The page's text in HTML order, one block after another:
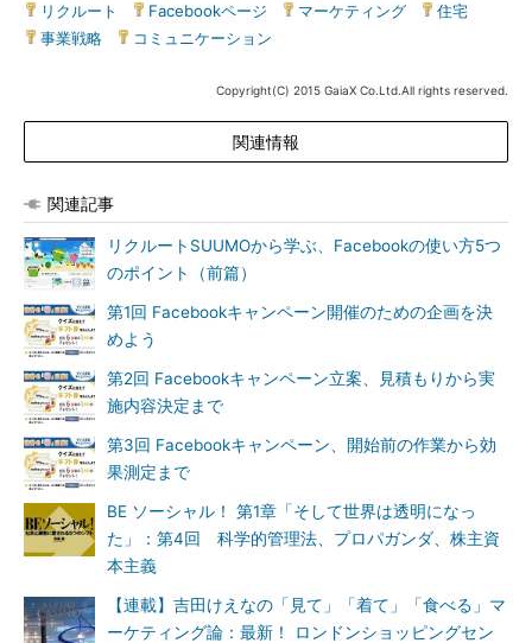
リクルート
Facebookページ マーケティング 住宅
事業戦略
コミュニケーション
Copyright(C) 2015 GaiaX Co.Ltd.All rights reserved.
関連情報
関連記事
リクルートSUUMOから学ぶ、Facebookの使い方5つ
のポイント（前篇）
第1回 Facebookキャンペーン開催のための企画を決
めよう
第2回 Facebookキャンペーン立案、見積もりから実
施内容決定まで
第3回 Facebookキャンペーン、開始前の作業から効
果測定まで
BE ソーシャル！ 第1章「そして世界は透明になっ
た」：第4回 科学的管理法、プロパガンダ、株主資
本主義
【連載】吉田けえなの「見て」「着て」「食べる」マ
ーケティング論：最新！ ロンドンショッピングセン